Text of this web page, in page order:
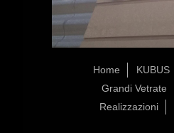
Home KUBUS
Grandi Vetrate
Realizzazioni